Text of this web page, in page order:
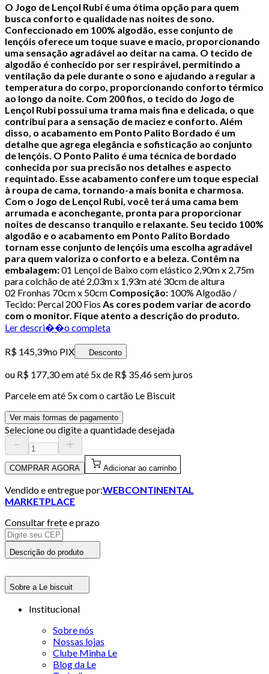
O Jogo de Lençol Rubi é uma ótima opção para quem
busca conforto e qualidade nas noites de sono.
Confeccionado em 100% algodão, esse conjunto de
lençóis oferece um toque suave e macio, proporcionando
uma sensação agradável ao deitar na cama. O tecido de
algodão é conhecido por ser respirável, permitindo a
ventilação da pele durante o sono e ajudando a regular a
temperatura do corpo, proporcionando conforto térmico
ao longo da noite. Com 200 fios, o tecido do Jogo de
Lençol Rubi possui uma trama mais fina e delicada, o que
contribui para a sensação de maciez e conforto. Além
disso, o acabamento em Ponto Palito Bordado é um
detalhe que agrega elegância e sofisticação ao conjunto
de lençóis. O Ponto Palito é uma técnica de bordado
conhecida por sua precisão nos detalhes e aspecto
requintado. Esse acabamento confere um toque especial
à roupa de cama, tornando-a mais bonita e charmosa.
Com o Jogo de Lençol Rubi, você terá uma cama bem
arrumada e aconchegante, pronta para proporcionar
noites de descanso tranquilo e relaxante. Seu tecido 100%
algodão e o acabamento em Ponto Palito Bordado
tornam esse conjunto de lençóis uma escolha agradável
para quem valoriza o conforto e a beleza. Contêm na
embalagem:01 Lençol de Baixo com elástico 2,90m x 2,75m
para colchão de até 2,03m x 1,93m até 30cm de altura
02 Fronhas 70cm x 50cm Composição: 100% Algodão /
Tecido: Percal 200 Fios As cores podem variar de acordo
com o monitor. Fique atento a descrição do produto.
Ler descri��o completa
R$ 145,39no PIX Desconto
ou R$ 177,30em até 5x de R$ 35,46 sem juros
Parcele em até 5x com o cartão Le Biscuit
Ver mais formas de pagamento
Selecione ou digite a quantidade desejada
COMPRAR AGORA Adicionar ao carrinho
Vendido e entregue por:WEBCONTINENTAL
MARKETPLACE
Consultar frete e prazo
Descrição do produto
Sobre a Le biscuit
Institucional
Sobre nós
Nossas lojas
Clube Minha Le
Blog da Le